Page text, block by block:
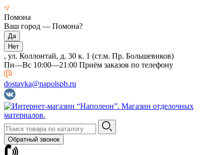
Помона
Ваш город — Помона?
, ул. Коллонтай, д. 30 к. 1 (ст.м. Пр. Большевиков)
Пн—Вс 10:00—21:00 Приём заказов по телефону
dostavka@napolspb.ru
Обратный звонок